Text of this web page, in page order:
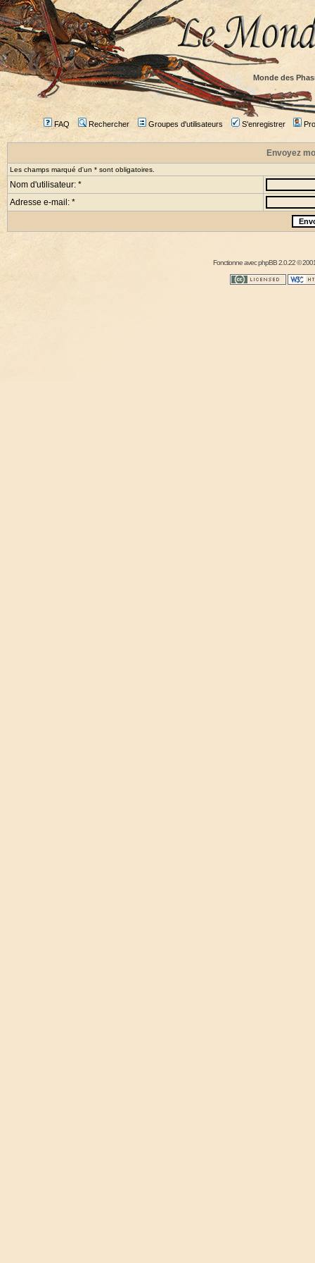
Monde des
FAQ Rechercher Groupes d'utilisateurs S'enregistrer
Envoyez
Les champs marqué d'un * sont obligatoires.
Nom d'utilisateur: *
Adresse e-mail: *
Fonctionne avecphpBB2.0.22 ©